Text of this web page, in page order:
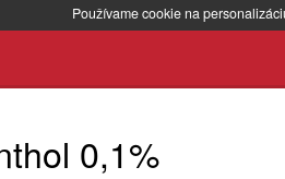
Používame cookie na
0,1%